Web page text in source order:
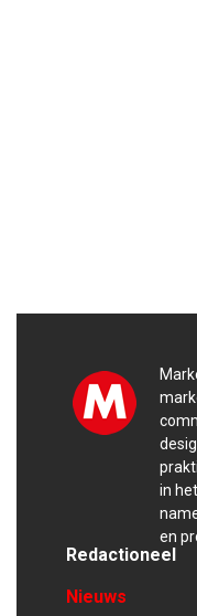
in
en
Redactioneel
Nieuws